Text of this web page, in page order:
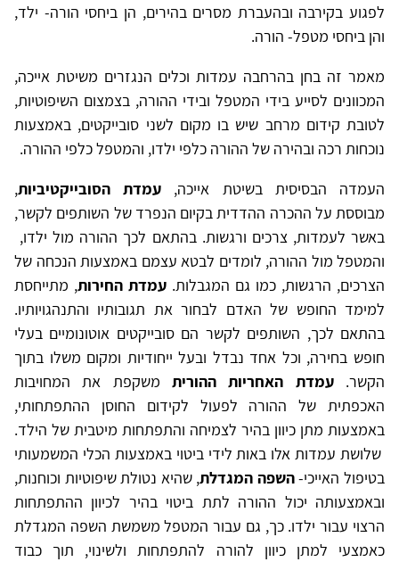
לפגוע בקירבה ובהעברת מסרים בהירים, הן ביחסי הורה- ילד,
והן ביחסי מטפל- הורה.
מאמר זה בחן בהרחבה עמדות וכלים הנגזרים משיטת אייכה,
המכוונים לסייע בידי המטפל ובידי ההורה, בצמצום השיפוטיות,
לטובת קידום מרחב שיש בו מקום לשני סובייקטים, באמצעות
נוכחות רכה ובהירה של ההורה כלפי ילדו, והמטפל כלפי ההורה.
העמדה הבסיסית בשיטת אייכה, עמדת הסובייקטיביות,
מבוססת על ההכרה ההדדית בקיום הנפרד של השותפים לקשר,
באשר לעמדות, צרכים ורגשות. בהתאם לכך ההורה מול ילדו,
והמטפל מול ההורה, לומדים לבטא עצמם באמצעות הנכחה של
הצרכים, הרגשות, כמו גם המגבלות. עמדת החירות, מתייחסת
למימד החופש של האדם לבחור את תגובותיו והתנהגויותיו.
בהתאם לכך, השותפים לקשר הם סובייקטים אוטונומיים בעלי
חופש בחירה, וכל אחד נבדל ובעל ייחודיות ומקום משלו בתוך
הקשר.עמדת האחריות ההורית משקפת את המחויבות
האכפתית של ההורה לפעול לקידום החוסן ההתפתחותי,
באמצעות מתן כיוון בהיר לצמיחה והתפתחות מיטבית של הילד.
שלושת עמדות אלו באות לידי ביטוי באמצעות הכלי המשמעותי
בטיפול האייכי-השפה המגדלת, שהיא נטולת שיפוטיות וכוחנות,
ובאמצעותה יכול ההורה לתת ביטוי בהיר לכיוון ההתפתחות
הרצוי עבור ילדו. כך, גם עבור המטפל משמשת השפה המגדלת
כאמצעי למתן כיוון להורה להתפתחות ולשינוי, תוך כבוד